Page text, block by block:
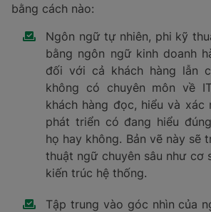
bằng cách nào:
Ngôn ngữ tự nhiên, phi kỹ
bằng ngôn ngữ kinh doanh
đối với cả khách hàng lẫn
không có chuyên môn về
khách hàng đọc, hiểu và xác
phát triển có đang hiểu
họ hay không. Bản vẽ này sẽ
thuật ngữ chuyên sâu như cơ
kiến trúc hệ thống.
Tập trung vào góc nhìn của